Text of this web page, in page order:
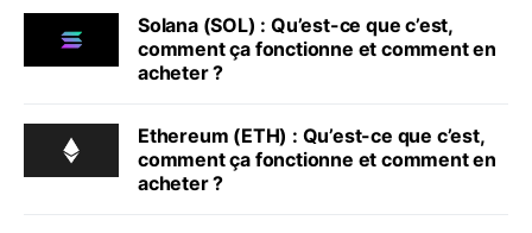
Solana (SOL) : Qu’est-ce que c’est,
comment ça fonctionne et comment en
acheter ?
Ethereum (ETH) : Qu’est-ce que c’est,
comment ça fonctionne et comment en
acheter ?